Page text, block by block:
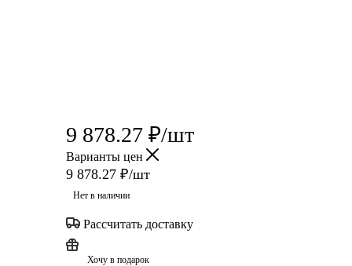
9 878.27 ₽/шт
Варианты цен
9 878.27 ₽/шт
Нет в наличии
Рассчитать доставку
Хочу в подарок